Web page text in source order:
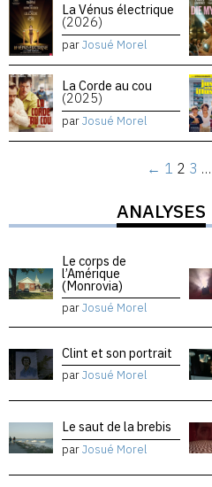
La Vénus électrique
(2026)
parJosué Morel
La Corde au cou
(2025)
parJosué Morel
← 1 2 3 …
ANALYSES
Le corps de
l’Amérique
(Monrovia)
parJosué Morel
Clint et son portrait
parJosué Morel
Le saut de la brebis
parJosué Morel